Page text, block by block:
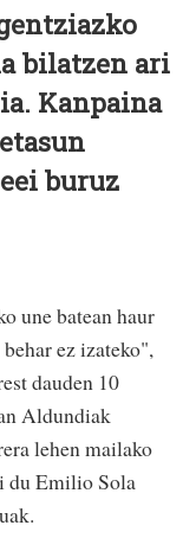
bilatzen ari
Kanpaina
buruz
une batean haur
behar ez izateko",
dauden 10
Aldundiak
lehen mailako
du Emilio Sola